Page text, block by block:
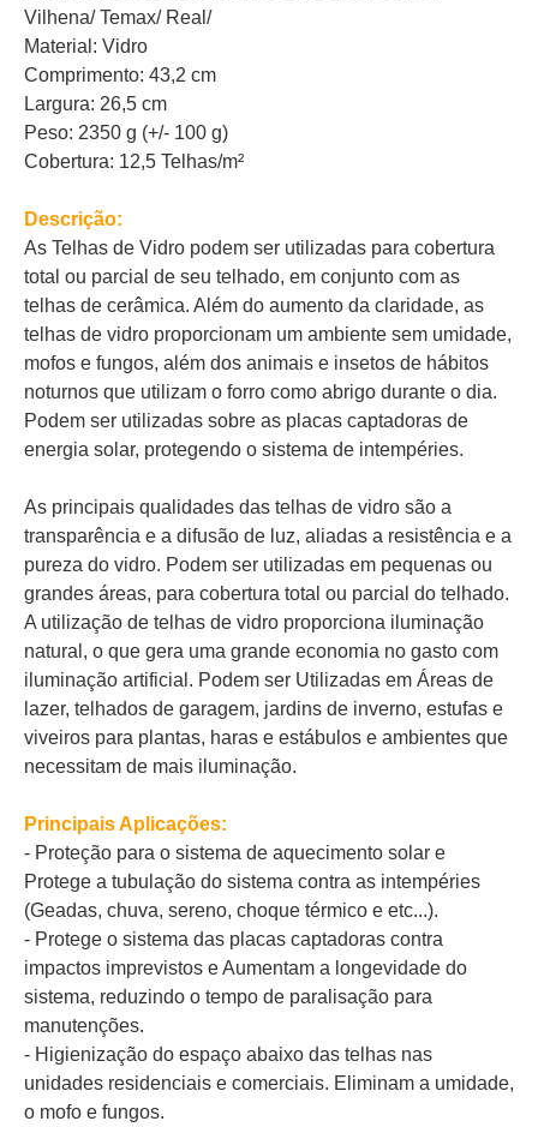
Vilhena/ Temax/ Real/
Material: Vidro
Comprimento: 43,2 cm
Largura: 26,5 cm
Peso: 2350 g (+/- 100 g)
Cobertura: 12,5 Telhas/m²
Descrição:
As Telhas de Vidro podem ser utilizadas para cobertura
total ou parcial de seu telhado, em conjunto com as
telhas de cerâmica. Além do aumento da claridade, as
telhas de vidro proporcionam um ambiente sem umidade,
mofos e fungos, além dos animais e insetos de hábitos
noturnos que utilizam o forro como abrigo durante o dia.
Podem ser utilizadas sobre as placas captadoras de
energia solar, protegendo o sistema de intempéries.
As principais qualidades das telhas de vidro são a
transparência e a difusão de luz, aliadas a resistência e a
pureza do vidro. Podem ser utilizadas em pequenas ou
grandes áreas, para cobertura total ou parcial do telhado.
A utilização de telhas de vidro proporciona iluminação
natural, o que gera uma grande economia no gasto com
iluminação artificial. Podem ser Utilizadas em Áreas de
lazer, telhados de garagem, jardins de inverno, estufas e
viveiros para plantas, haras e estábulos e ambientes que
necessitam de mais iluminação.
Principais Aplicações:
- Proteção para o sistema de aquecimento solar e
Protege a tubulação do sistema contra as intempéries
(Geadas, chuva, sereno, choque térmico e etc...).
- Protege o sistema das placas captadoras contra
impactos imprevistos e Aumentam a longevidade do
sistema, reduzindo o tempo de paralisação para
manutenções.
- Higienização do espaço abaixo das telhas nas
unidades residenciais e comerciais. Eliminam a umidade,
o mofo e fungos.